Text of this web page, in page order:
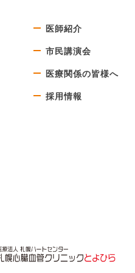
医師紹介
市民講演会
医療関係の皆様へ
採用情報